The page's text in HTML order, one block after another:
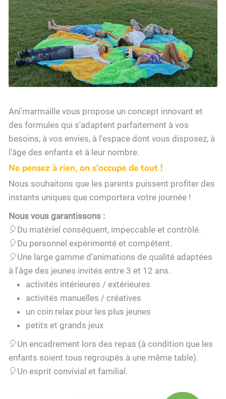
Ani'marmaille vous propose un concept innovant et
des formules qui s'adaptent parfaitement à vos
besoins, à vos envies, à l'espace dont vous disposez, à
l'âge des enfants et à leur nombre.
Ne pensez à rien, on s'occupe de tout !
Nous souhaitons que les parents puissent profiter des
instants uniques que comportera votre journée !
Nous vous garantissons :
🎈Du matériel conséquent, impeccable et contrôlé.
🎈Du personnel expérimenté et compétent.
🎈Une large gamme d'animations de qualité adaptées
à l'âge des jeunes invités entre 3 et 12 ans.
activités intérieures / extérieures
activités manuelles / créatives
un coin relax pour les plus jeunes
petits et grands jeux
🎈Un encadrement lors des repas (à condition que les
enfants soient tous regroupés à une même table).
🎈Un esprit convivial et familial.